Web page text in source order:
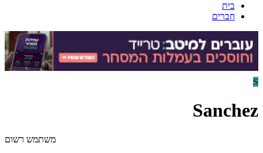
בית
חברים
S
Sanchez
משתמש רשום